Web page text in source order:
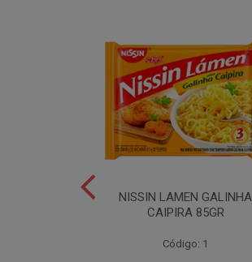
NISSIN LAMEN GALINHA
CAIPIRA 85GR
Código: 1